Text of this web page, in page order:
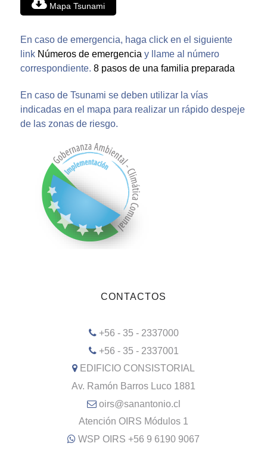
Mapa Tsunami
En caso de emergencia, haga click en el siguiente
link Números de emergencia y llame al número
correspondiente. 8 pasos de una familia preparada
En caso de Tsunami se deben utilizar la vías
indicadas en el mapa para realizar un rápido despeje
de las zonas de riesgo.
CONTACTOS
+56 - 35 - 2337000
+56 - 35 - 2337001
EDIFICIO CONSISTORIAL
Av. Ramón Barros Luco 1881
oirs@sanantonio.cl
Atención OIRS Módulos 1
WSP OIRS +56 9 6190 9067